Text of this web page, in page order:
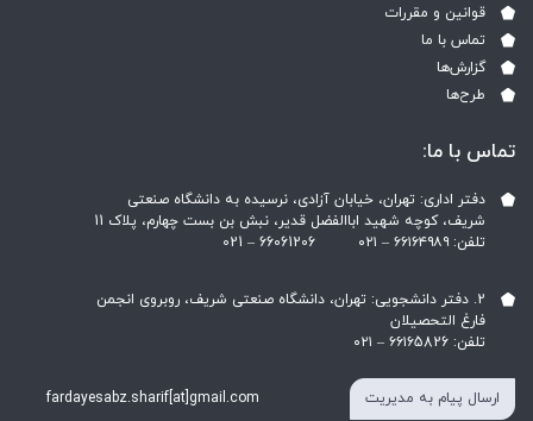
قوانین و مقررات
تماس با ما
گزارش‌ها
طرح‌ها
تماس با ما:
دفتر اداری: تهران، خیابان آزادی، نرسیده به دانشگاه صنعتی
شریف، کوچه شهید اباالفضل قدیر، نبش بن بست چهارم، پلاک 11
تلفن: ۶۶۱۶۴۹۸۹ – ۰۲۱ ‎021 – 66061206
2. دفتر دانشجویی: تهران، دانشگاه صنعتی شریف، روبروی انجمن
فارغ التحصیلان
تلفن: ۶۶۱۶5826 – ۰۲۱
ارسال پیام به مدیریت fardayesabz.sharif[at]gmail.com